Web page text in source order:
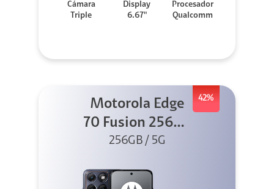
Cámara
Triple
Display
6.67"
Procesador
Qualcomm
42%
Motorola Edge
70 Fusion 256GB
Azul
256GB / 5G